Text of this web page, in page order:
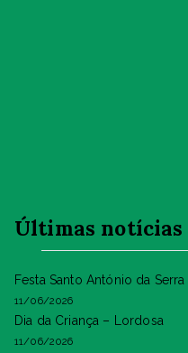
Últimas notícias
Festa Santo António da
11/06/2026
Dia da Criança – Lordosa
11/06/2026